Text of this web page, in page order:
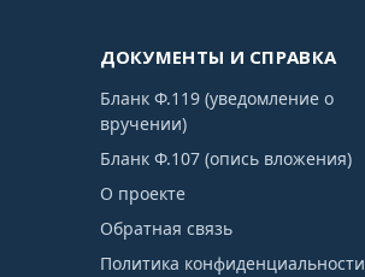
ДОКУМЕНТЫ И СПРАВКА
Бланк Ф.119 (уведомление о
вручении)
Бланк Ф.107 (опись вложения)
О проекте
Обратная связь
Политика конфиденциальности